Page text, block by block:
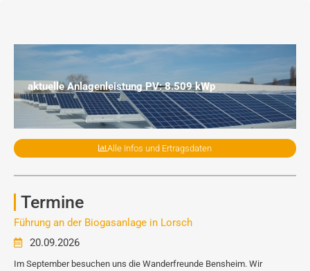
aktuelle Anlagenleistung PV: 8.509 kWp
Alle Infos und Ertragsdaten
Termine
Führung an der Biogasanlage in Lorsch
20.09.2026
Im September besuchen uns die Wanderfreunde Bensheim. Wir